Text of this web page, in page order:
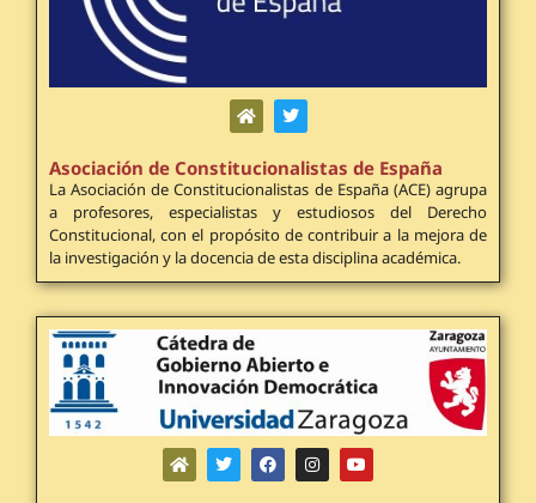
Asociación de Constitucionalistas de España
La Asociación de Constitucionalistas de España (ACE) agrupa
a profesores, especialistas y estudiosos del Derecho
Constitucional, con el propósito de contribuir a la mejora de
la investigación y la docencia de esta disciplina académica.